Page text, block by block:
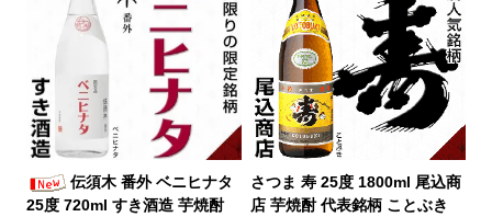
伝須木 番外 ベニヒナタ
25度 720ml すき酒造 芋焼酎
さつま 寿 25度 1800ml 尾込商
店 芋焼酎 代表銘柄 ことぶき